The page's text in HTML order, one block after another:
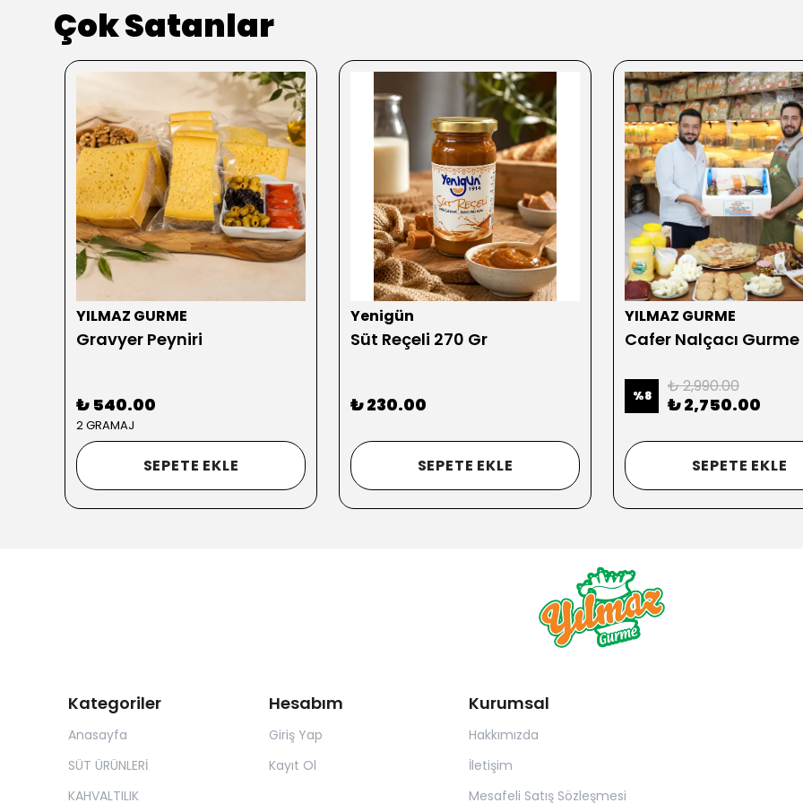
Çok Satanlar
YILMAZ GURME
Gravyer Peyniri
₺ 540.00
2 GRAMAJ
SEPETE EKLE
Yenigün
Süt Reçeli 270 Gr
₺ 230.00
SEPETE EKLE
YILMAZ GURME
Cafer Nalçacı
%8 ₺ 2,990.00
₺ 2,750.00
SEPETE EKLE
Kategoriler
Anasayfa
SÜT ÜRÜNLERİ
KAHVALTILIK
Hesabım
Giriş Yap
Kayıt Ol
Kurumsal
Hakkımızda
İletişim
Mesafeli Satış Sözleşmesi